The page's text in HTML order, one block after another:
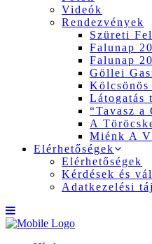
Videók
Rendezvények
Szüreti
Falunap
Falunap
Göllei
Látogatás
“Tavasz a
A
Miénk A
Elérhetőségek
Elérhetőségek
Kérdések és
Adatkezelési